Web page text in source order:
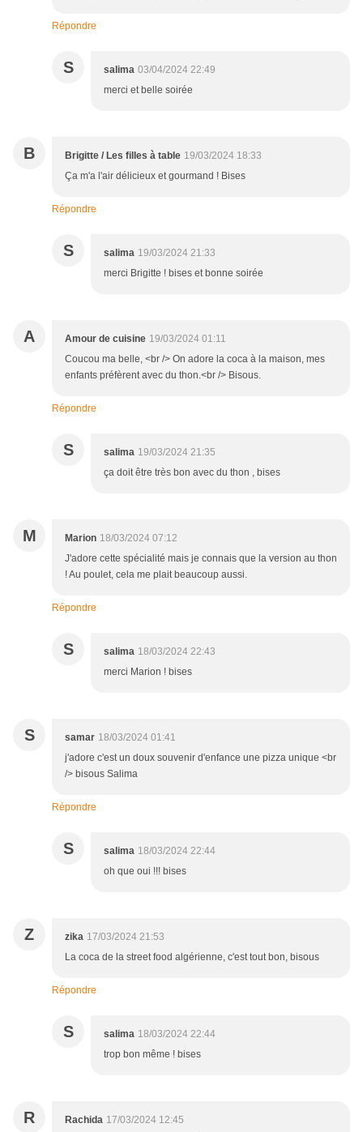
Répondre
S salima 03/04/2024 22:49
merci et belle soirée
B Brigitte / Les filles à table 19/03/2024 18:33
Ça m'a l'air délicieux et gourmand ! Bises
Répondre
S salima 19/03/2024 21:33
merci Brigitte ! bises et bonne soirée
A Amour de cuisine 19/03/2024 01:11
Coucou ma belle, <br /> On adore la coca à la maison, mes
enfants préfèrent avec du thon.<br /> Bisous.
Répondre
S salima 19/03/2024 21:35
ça doit être très bon avec du thon , bises
M Marion 18/03/2024 07:12
J'adore cette spécialité mais je connais que la version au thon
! Au poulet, cela me plait beaucoup aussi.
Répondre
S salima 18/03/2024 22:43
merci Marion ! bises
S samar 18/03/2024 01:41
j'adore c'est un doux souvenir d'enfance une pizza unique <br
/> bisous Salima
Répondre
S salima 18/03/2024 22:44
oh que oui !!! bises
Z zika 17/03/2024 21:53
La coca de la street food algérienne, c'est tout bon, bisous
Répondre
S salima 18/03/2024 22:44
trop bon même ! bises
R Rachida 17/03/2024 12:45